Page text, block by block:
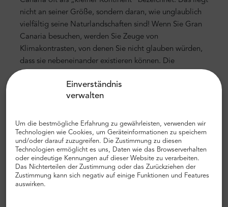
Einverständnis
verwalten
Um die bestmögliche Erfahrung zu gewährleisten, verwenden wir
Technologien wie Cookies, um Geräteinformationen zu speichern
und/oder darauf zuzugreifen. Die Zustimmung zu diesen
Technologien ermöglicht es uns, Daten wie das Browserverhalten
oder eindeutige Kennungen auf dieser Website zu verarbeiten.
Das Nichterteilen der Zustimmung oder das Zurückziehen der
Zustimmung kann sich negativ auf einige Funktionen und Features
auswirken.
nicht an seiner Größe, sondern daran, wie unglaublich
vielfältig seine Naturlandschaften sind! Wenn Sie Gran
Canaria besuchen, werden Sie Zeuge von
Klimakontrasten, von denen Sie nicht glauben würden,
dass sie nebeneinander existieren können. Die
UNESCO hat dieses Naturwunder anerkannt, indem sie
es zum geschützten Biosphärenreservat erklärt hat. Es
gibt 32 geschützte Naturräume, darunter den Doramas-
Das Red Canaria de Espacios Naturales Protegidos
bedeckt mehr als die Hälfte der Insel. Sie finden dort
sechs Naturschutzgebiete, zwei integrale
Naturschutzgebiete, zwei Naturparks, zwei
Landschaftsparks, zehn Naturdenkmäler, sieben
geschützte Landschaften und vier Stätten von